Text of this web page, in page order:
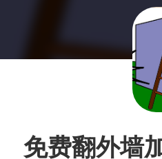
免费翻外墙